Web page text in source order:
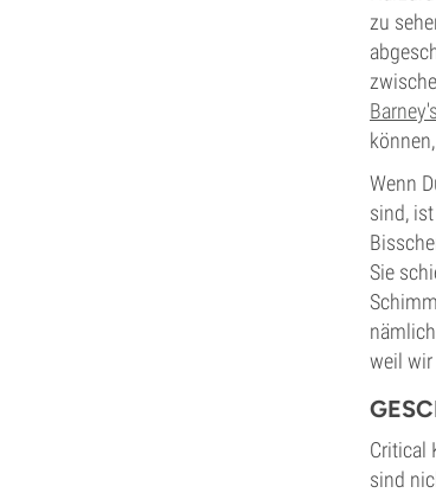
zu
Wenn
sind,
Sie
weil
Critical
sind